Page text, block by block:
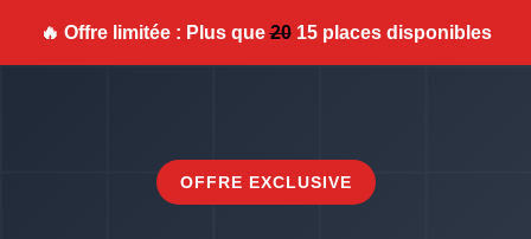
🔥 Offre limitée : Plus que2015 places disponibles
OFFRE EXCLUSIVE